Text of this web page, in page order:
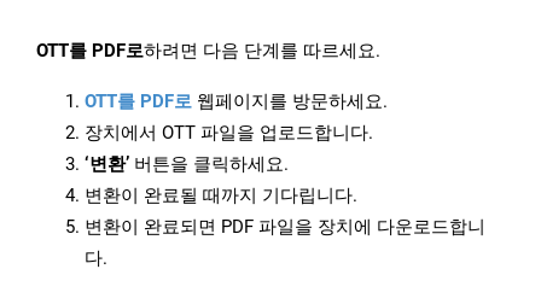
OTT를 PDF로하려면 다음 단계를 따르세요.
OTT를 PDF로 웹페이지를 방문하세요.
장치에서 OTT 파일을 업로드합니다.
‘변환’ 버튼을 클릭하세요.
변환이 완료될 때까지 기다립니다.
변환이 완료되면 PDF 파일을 장치에 다운로드합니
다.